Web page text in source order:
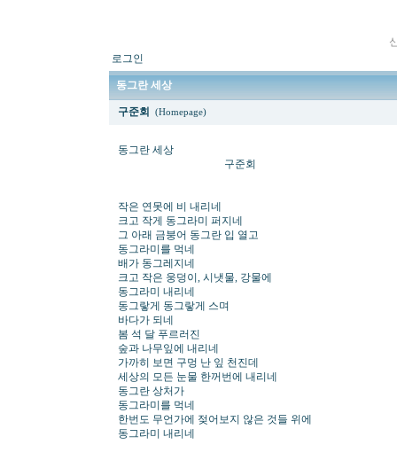
로그인
동그란 세상
구준회 (Homepage)
동그란 세상
구준회
작은 연못에 비 내리네
크고 작게 동그라미 퍼지네
그 아래 금붕어 동그란 입 열고
동그라미를 먹네
배가 동그레지네
크고 작은 웅덩이, 시냇물, 강물에
동그라미 내리네
동그랗게 동그랗게 스며
바다가 되네
봄 석 달 푸르러진
숲과 나무잎에 내리네
가까히 보면 구멍 난 잎 천진데
세상의 모든 눈물 한꺼번에 내리네
동그란 상처가
동그라미를 먹네
한번도 무언가에 젖어보지 않은 것들 위에
동그라미 내리네